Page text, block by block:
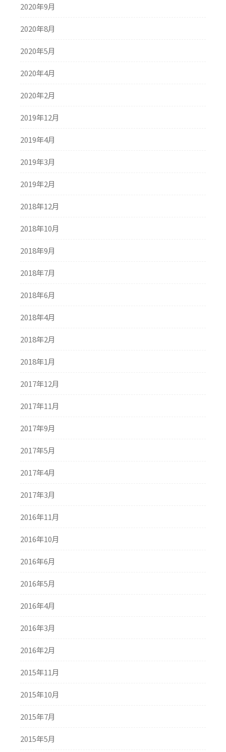
2020年9月
2020年8月
2020年5月
2020年4月
2020年2月
2019年12月
2019年4月
2019年3月
2019年2月
2018年12月
2018年10月
2018年9月
2018年7月
2018年6月
2018年4月
2018年2月
2018年1月
2017年12月
2017年11月
2017年9月
2017年5月
2017年4月
2017年3月
2016年11月
2016年10月
2016年6月
2016年5月
2016年4月
2016年3月
2016年2月
2015年11月
2015年10月
2015年7月
2015年5月